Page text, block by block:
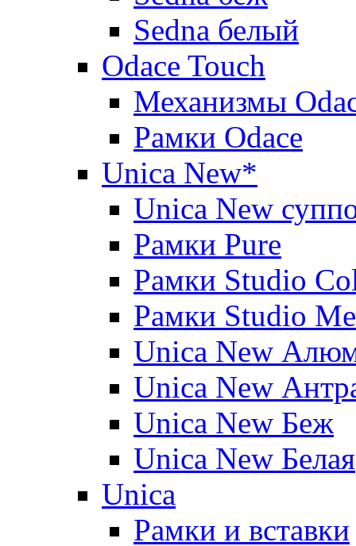
Sedna белый
Odace Touch
Механизмы
Рамки Odace
Unica New*
Unica New
Рамки Pure
Рамки Studio
Рамки Studio
Unica New
Unica New
Unica New Беж
Unica New Белая
Unica
Рамки и вставки